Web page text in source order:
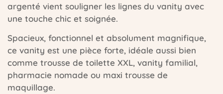
argenté vient souligner les lignes du vanity avec
une touche chic et soignée.
Spacieux, fonctionnel et absolument magnifique,
ce vanity est une pièce forte, idéale aussi bien
comme trousse de toilette XXL, vanity familial,
pharmacie nomade ou maxi trousse de
maquillage.